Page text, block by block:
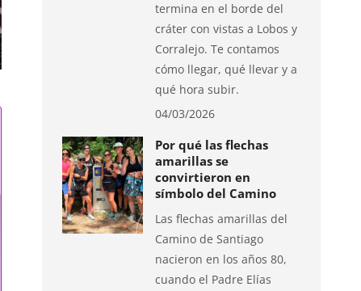
termina en el borde del
cráter con vistas a Lobos y
Corralejo. Te contamos
cómo llegar, qué llevar y a
qué hora subir.
04/03/2026
Por qué las flechas
amarillas se
convirtieron en
símbolo del Camino
Las flechas amarillas del
Camino de Santiago
nacieron en los años 80,
cuando el Padre Elías